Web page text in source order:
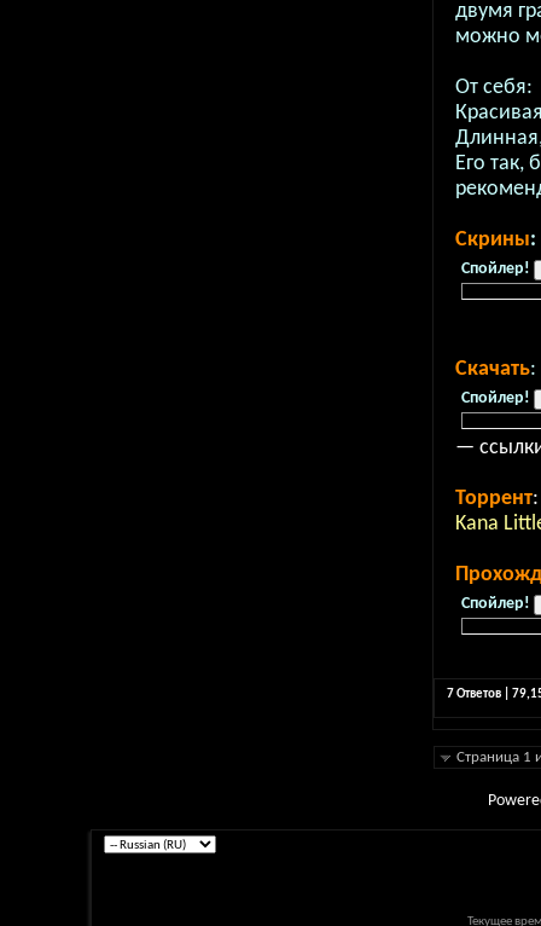
двумя
можно
От себя:
Его так,
Скрины:
Спойлер!
Скачать:
Спойлер!
—
Торрент:
Kana
Спойлер!
7 Ответов |
Страница 1
Текущее